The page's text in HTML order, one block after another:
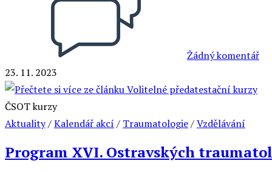
Žádný komentář
23. 11. 2023
ČSOT kurzy
Aktuality/Kalendář akcí / Traumatologie/Vzdělávání
Program XVI. Ostravských